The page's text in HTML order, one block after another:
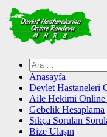
Skip
to
content
Arama:
Anasayfa
Devlet Hastaneleri
Aile Hekimi Online
Gebelik Hesaplama
Sıkça Sorulan
Bize Ulaşın